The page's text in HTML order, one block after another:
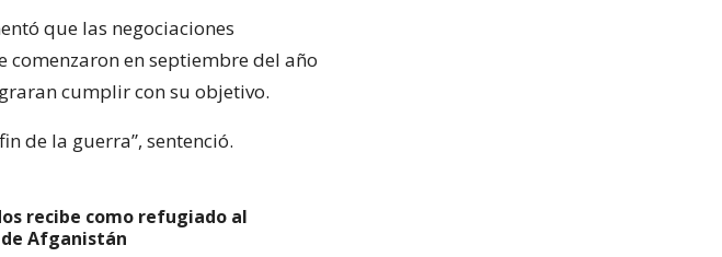
que las negociaciones
en septiembre del año
cumplir con su objetivo.
de la guerra”, sentenció.
recibe como refugiado al
Afganistán